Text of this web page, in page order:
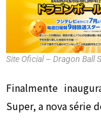
Site Oficial – Dragon Ball
Finalmente
Super, a nova série